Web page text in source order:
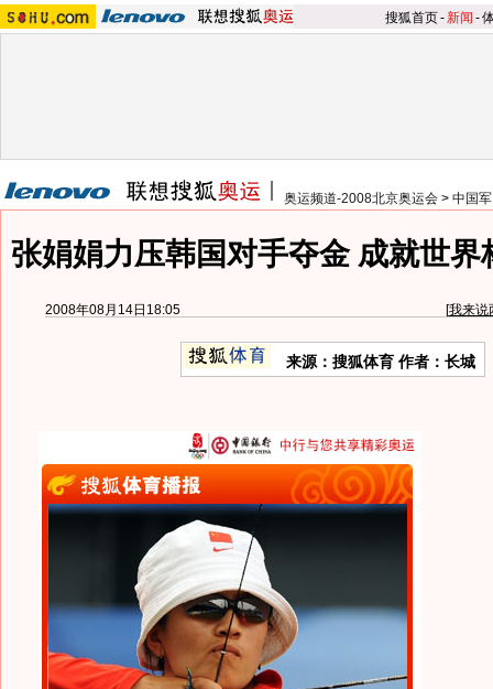
搜狐首页-新闻 -
奥运频道-2008北京奥运会 > 中国
张娟娟力压韩国对手夺金 成就世界
2008年08月14日18:05 [我来说
来源：搜狐体育 作者：长城